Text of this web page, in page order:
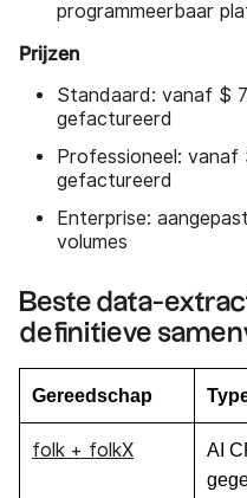
programmeerbaar
Prijzen
Standaard: vanaf $
gefactureerd
Professioneel: vanaf
gefactureerd
Enterprise:
volumes
Beste data-
definitieve
Gereedschap
folk + folkX
AI